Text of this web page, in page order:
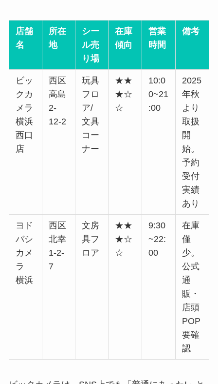
店舗
名
所在
地
シー
ル売
り場
在庫
傾向
営業
時間
備考
ビッ
クカ
メラ
横浜
西口
店
西区
高島
2-
12-2
玩具
フロ
ア/
文具
コー
ナー
★★
★☆
☆
10:0
0~21
:00
2025
年秋
より
取扱
開
始。
予約
受付
実績
あり
ヨド
バシ
カメ
ラ
横浜
西区
北幸
1-2-
7
文房
具フ
ロア
★★
★☆
☆
9:30
~22:
00
在庫
僅
少。
公式
通
販・
店頭
POP
要確
認